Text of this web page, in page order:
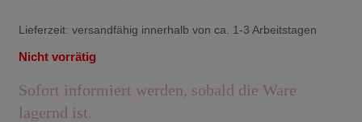
Lieferzeit: versandfähig innerhalb von ca. 1-3 Arbeitstagen
Nicht vorrätig
Sofort informiert werden, sobald die Ware
lagernd ist.